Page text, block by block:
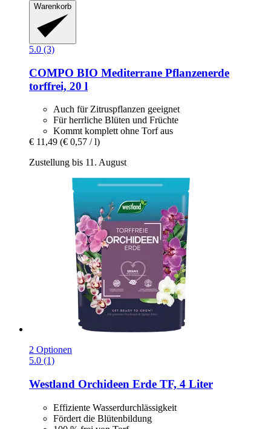
Warenkorb
5.0 (3)
COMPO BIO Mediterrane Pflanzenerde
torffrei, 20 l
Auch für Zitruspflanzen geeignet
Für herrliche Blüten und Früchte
Kommt komplett ohne Torf aus
€ 11,49 (€ 0,57 / l)
Zustellung bis 11. August
2 Optionen
5.0 (1)
Westland Orchideen Erde TF, 4 Liter
Effiziente Wasserdurchlässigkeit
Fördert die Blütenbildung